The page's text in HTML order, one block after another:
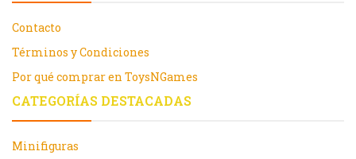
Contacto
Términos y Condiciones
Por qué comprar en ToysNGames
CATEGORÍAS DESTACADAS
Minifiguras